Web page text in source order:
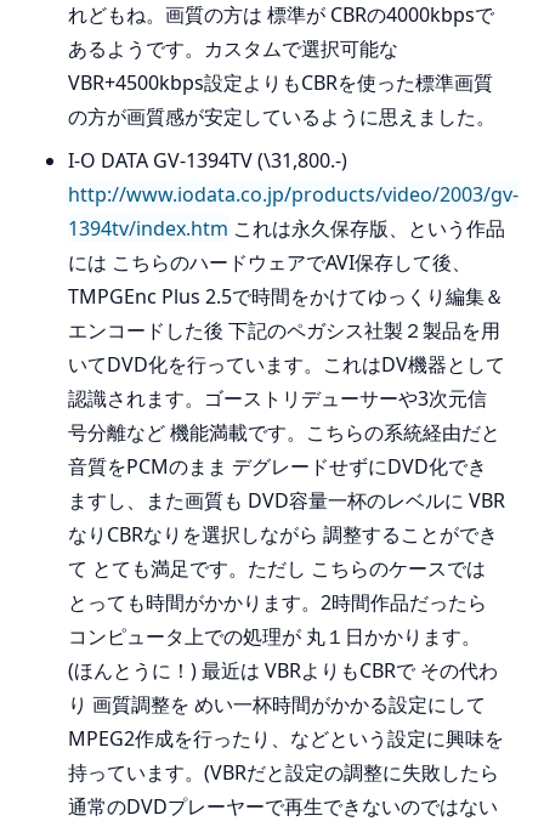
れどもね。画質の方は 標準が CBRの4000kbpsで
あるようです。カスタムで選択可能な
VBR+4500kbps設定よりもCBRを使った標準画質
の方が画質感が安定しているように思えました。
I-O DATA GV-1394TV (\31,800.-)
http://www.iodata.co.jp/products/video/2003/gv-
1394tv/index.htm これは永久保存版、という作品
には こちらのハードウェアでAVI保存して後、
TMPGEnc Plus 2.5で時間をかけてゆっくり編集＆
エンコードした後 下記のペガシス社製２製品を用
いてDVD化を行っています。これはDV機器として
認識されます。ゴーストリデューサーや3次元信
号分離など 機能満載です。こちらの系統経由だと
音質をPCMのまま デグレードせずにDVD化でき
ますし、また画質も DVD容量一杯のレベルに VBR
なりCBRなりを選択しながら 調整することができ
て とても満足です。ただし こちらのケースでは
とっても時間がかかります。2時間作品だったら
コンピュータ上での処理が 丸１日かかります。
(ほんとうに！) 最近は VBRよりもCBRで その代わ
り 画質調整を めい一杯時間がかかる設定にして
MPEG2作成を行ったり、などという設定に興味を
持っています。(VBRだと設定の調整に失敗したら
通常のDVDプレーヤーで再生できないのではない